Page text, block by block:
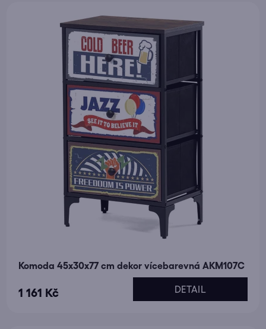
Komoda 45x30x77 cm dekor vícebarevná AKM107C
1 161 Kč DETAIL